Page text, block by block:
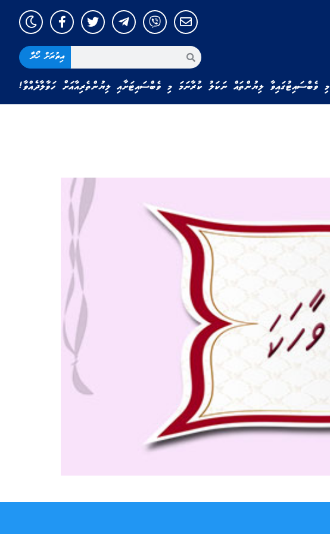
އިތުރަށް ހޯދާ
މި ވެބްސައިޓުގައިވާ ލިޔުންތައް ނަކަލު ކުރާނަމަ މި ވެބްސައިޓަށާއި ލިޔުންތެރިއާއަށް ހަވާލާދެއްވާ!